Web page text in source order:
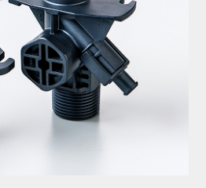
個人情報保護方
針